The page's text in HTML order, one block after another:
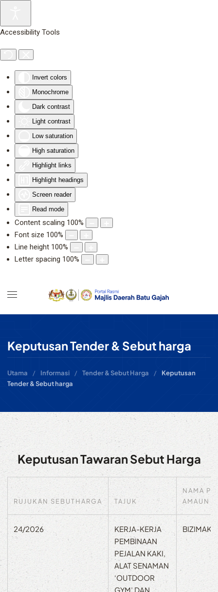
Accessibility Tools
Invert colors
Monochrome
Dark contrast
Light contrast
Low saturation
High saturation
Highlight links
Highlight headings
Screen reader
Read mode
Content scaling 100%
Font size 100%
Line height 100%
Letter spacing 100%
Keputusan Tender & Sebut harga
Utama Informasi Tender & Sebut Harga
Keputusan
Tender & Sebut harga
Keputusan Tawaran Sebut Harga
RUJUKAN SEBUTHARGA TAJUK
NAMA
AMAUN
24/2026
KERJA-KERJA
PEMBINAAN
PEJALAN KAKI,
ALAT SENAMAN
‘OUTDOOR
GYM’ DAN